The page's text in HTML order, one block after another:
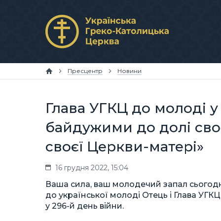
Пресцентр Новини
Глава УГКЦ до молоді
байдужими до долі
своєї Церкви-матері»
16 грудня 2022, 15:04
Ваша сила, ваш молодечий запал
до української молоді Отець і Глава
у 296-й день війни.